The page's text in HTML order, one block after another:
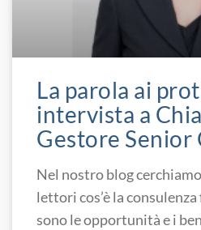
La parola ai
intervista a
Gestore Senior
Nel nostro blog
lettori cos’è la
sono le opportunità e i